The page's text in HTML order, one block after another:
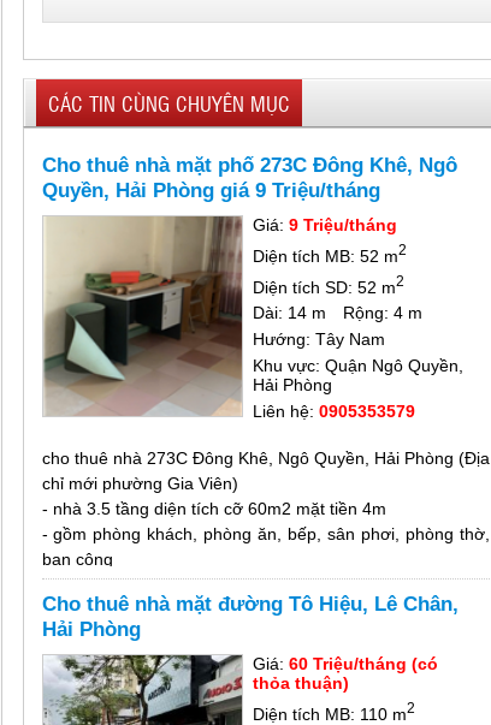
CÁC TIN CÙNG CHUYÊN MỤC
Cho thuê nhà mặt phố 273C Đông Khê, Ngô
Quyền, Hải Phòng giá 9 Triệu/tháng
Giá: 9 Triệu/tháng
Diện tích MB: 52 m2
Diện tích SD: 52 m2
Dài: 14 m
Rộng: 4 m
Hướng: Tây Nam
Khu vực: Quận Ngô Quyền,
Hải Phòng
Liên hệ: 0905353579
cho thuê nhà 273C Đông Khê, Ngô Quyền, Hải Phòng (Địa
chỉ mới phường Gia Viên)
- nhà 3.5 tầng diện tích cỡ 60m2 mặt tiền 4m
- gồm phòng khách, phòng ăn, bếp, sân phơi, phòng thờ,
ban công
- 4 Phòng ngủ, 4WC
- Ngay ngã 3 Đông Khê đường vào bệnh viện, khu dân cư
đông đúc
- Ngay chợ, gần trường mầm non, câp 1 cấp 2, Đối diện
trường cấp 2 An Đà
- Gần Big C cũ, đi lại sang trung tâm hành chính mới Thủy
Cho thuê nhà mặt đường Tô Hiệu, Lê Chân,
Hải Phòng
Giá: 60 Triệu/tháng (có
thỏa thuận)
Diện tích MB: 110 m2